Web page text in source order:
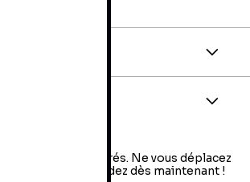
2 à 5 jours ouvrés. Ne vous déplacez
! Commandez dès maintenant !